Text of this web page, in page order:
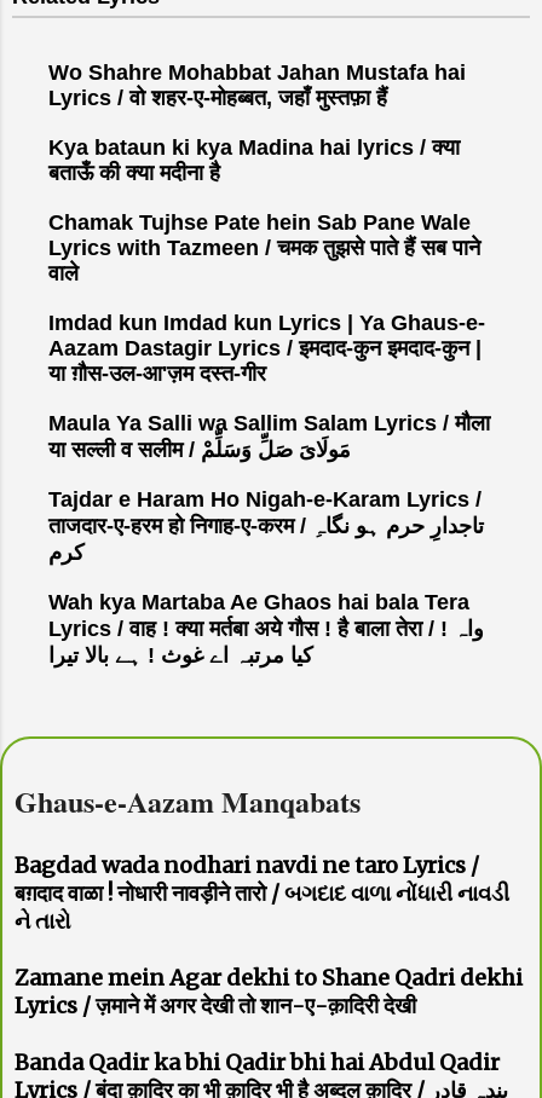
t
C
o
m
e
n
t
Wo Shahre Mohabbat Jahan Mustafa hai
Lyrics / वो शहर-ए-मोहब्बत, जहाँ मुस्तफ़ा हैं
Kya bataun ki kya Madina hai lyrics / क्या
बताऊँ की क्या मदीना है
Chamak Tujhse Pate hein Sab Pane Wale
Lyrics with Tazmeen / चमक तुझसे पाते हैं सब पाने
वाले
Imdad kun Imdad kun Lyrics | Ya Ghaus-e-
Aazam Dastagir Lyrics / इमदाद-कुन इमदाद-कुन |
या ग़ौस-उल-आ'ज़म दस्त-गीर
Maula Ya Salli wa Sallim Salam Lyrics / मौला
या सल्ली व सलीम / مَولَاىَ صَلِّ وَسَلِّمْ
Tajdar e Haram Ho Nigah-e-Karam Lyrics /
ताजदार-ए-हरम हो निगाह-ए-करम / تاجدارِ حرم ہو نگاہِ
کرم
Wah kya Martaba Ae Ghaos hai bala Tera
Lyrics / वाह ! क्या मर्तबा अये गौस ! है बाला तेरा / واہ !
کیا مرتبہ اے غوث ! ہے بالا تیرا
Ghaus-e-Aazam Manqabats
Bagdad wada nodhari navdi ne taro Lyrics /
बग़दाद वाळा ! नोधारी नावड़ीने तारो / બગદાદ વાળા નોંધારી નાવડી
ને તારો
Zamane mein Agar dekhi to Shane Qadri dekhi
Lyrics / ज़माने में अगर देखी तो शान-ए-क़ादिरी देखी
Banda Qadir ka bhi Qadir bhi hai Abdul Qadir
Lyrics / बंदा क़ादिर का भी क़ादिर भी है अब्दुल क़ादिर / بندہ قادر